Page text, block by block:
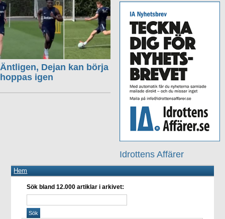
Idrottens Affärer
Äntligen, Dejan kan börja
hoppas igen
Hem
Sök bland 12.000 artiklar i arkivet: